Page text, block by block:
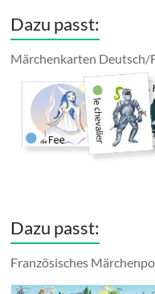
Dazu passt:
Märchenkarten Deutsch/
Dazu passt:
Französisches